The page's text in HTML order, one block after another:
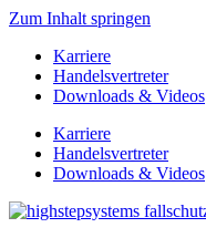
Zum Inhalt springen
Karriere
Handelsvertreter
Downloads & Videos
Karriere
Handelsvertreter
Downloads & Videos